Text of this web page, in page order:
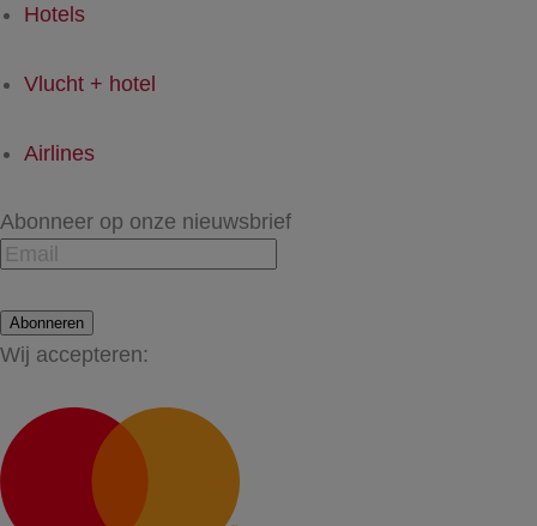
Hotels
Vlucht + hotel
Airlines
Abonneer op onze nieuwsbrief
Abonneren
Wij accepteren: